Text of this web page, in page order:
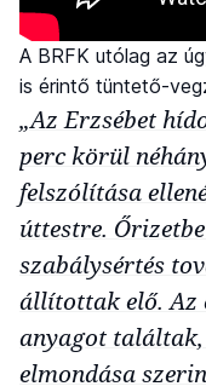
A BRFK utólag az
is érintő tüntető-
„Az Erzsébet
perc körül
felszólítása
úttestre.
szabálysértés
állítottak elő. Az
anyagot
elmondása